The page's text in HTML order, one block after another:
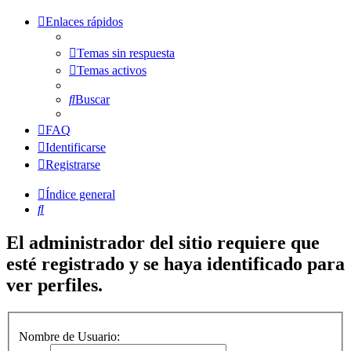
Enlaces rápidos
Temas sin respuesta
Temas activos
Buscar
FAQ
Identificarse
Registrarse
Índice general
Buscar
El administrador del sitio requiere que
esté registrado y se haya identificado para
ver perfiles.
Nombre de Usuario: